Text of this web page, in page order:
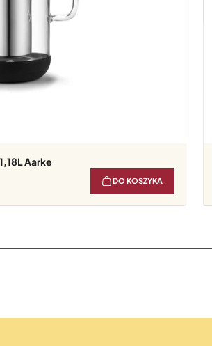
Aarke
DO KOSZYKA